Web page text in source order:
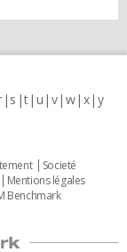
s t u v w x y
Societé
Mentions légales
Benchmark